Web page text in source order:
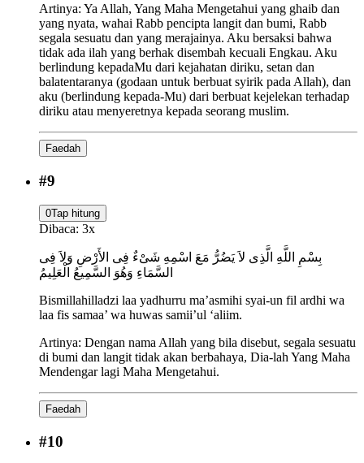
Artinya: Ya Allah, Yang Maha Mengetahui yang ghaib dan
yang nyata, wahai Rabb pencipta langit dan bumi, Rabb
segala sesuatu dan yang merajainya. Aku bersaksi bahwa
tidak ada ilah yang berhak disembah kecuali Engkau. Aku
berlindung kepadaMu dari kejahatan diriku, setan dan
balatentaranya (godaan untuk berbuat syirik pada Allah), dan
aku (berlindung kepada-Mu) dari berbuat kejelekan terhadap
diriku atau menyeretnya kepada seorang muslim.
Faedah
#9
0Tap hitung
Dibaca: 3x
بِسْمِ اللَّهِ الَّذِى لاَ يَضُرُّ مَعَ اسْمِهِ شَىْءٌ فِى الأَرْضِ وَلاَ فِى
السَّمَاءِ وَهُوَ السَّمِيعُ الْعَلِيمُ
Bismillahilladzi laa yadhurru ma’asmihi syai-un fil ardhi wa
laa fis samaa’ wa huwas samii’ul ‘aliim.
Artinya: Dengan nama Allah yang bila disebut, segala sesuatu
di bumi dan langit tidak akan berbahaya, Dia-lah Yang Maha
Mendengar lagi Maha Mengetahui.
Faedah
#10